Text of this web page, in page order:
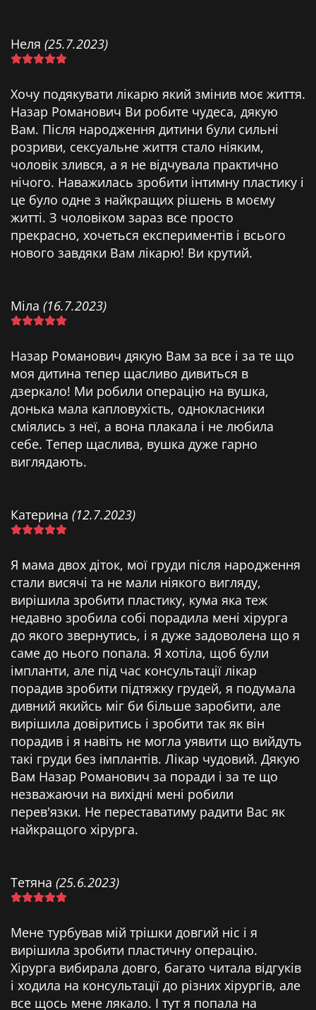
Неля (25.7.2023)
Хочу подякувати лікарю який змінив моє життя.
Назар Романович Ви робите чудеса, дякую
Вам. Після народження дитини були сильні
розриви, сексуальне життя стало ніяким,
чоловік злився, а я не відчувала практично
нічого. Наважилась зробити інтимну пластику і
це було одне з найкращих рішень в моєму
житті. З чоловіком зараз все просто
прекрасно, хочеться експериментів і всього
нового завдяки Вам лікарю! Ви крутий.
Міла (16.7.2023)
Назар Романович дякую Вам за все і за те що
моя дитина тепер щасливо дивиться в
дзеркало! Ми робили операцію на вушка,
донька мала капловухість, однокласники
сміялись з неї, а вона плакала і не любила
себе. Тепер щаслива, вушка дуже гарно
виглядають.
Катерина (12.7.2023)
Я мама двох діток, мої груди після народження
стали висячі та не мали ніякого вигляду,
вирішила зробити пластику, кума яка теж
недавно зробила собі порадила мені хірурга
до якого звернутись, і я дуже задоволена що я
саме до нього попала. Я хотіла, щоб були
імпланти, але під час консультації лікар
порадив зробити підтяжку грудей, я подумала
дивний якийсь міг би більше заробити, але
вирішила довіритись і зробити так як він
порадив і я навіть не могла уявити що вийдуть
такі груди без імплантів. Лікар чудовий. Дякую
Вам Назар Романович за поради і за те що
незважаючи на вихідні мені робили
перев'язки. Не переставатиму радити Вас як
найкращого хірурга.
Тетяна (25.6.2023)
Мене турбував мій трішки довгий ніс і я
вирішила зробити пластичну операцію.
Хірурга вибирала довго, багато читала відгуків
і ходила на консультації до різних хірургів, але
все щось мене лякало. І тут я попала на